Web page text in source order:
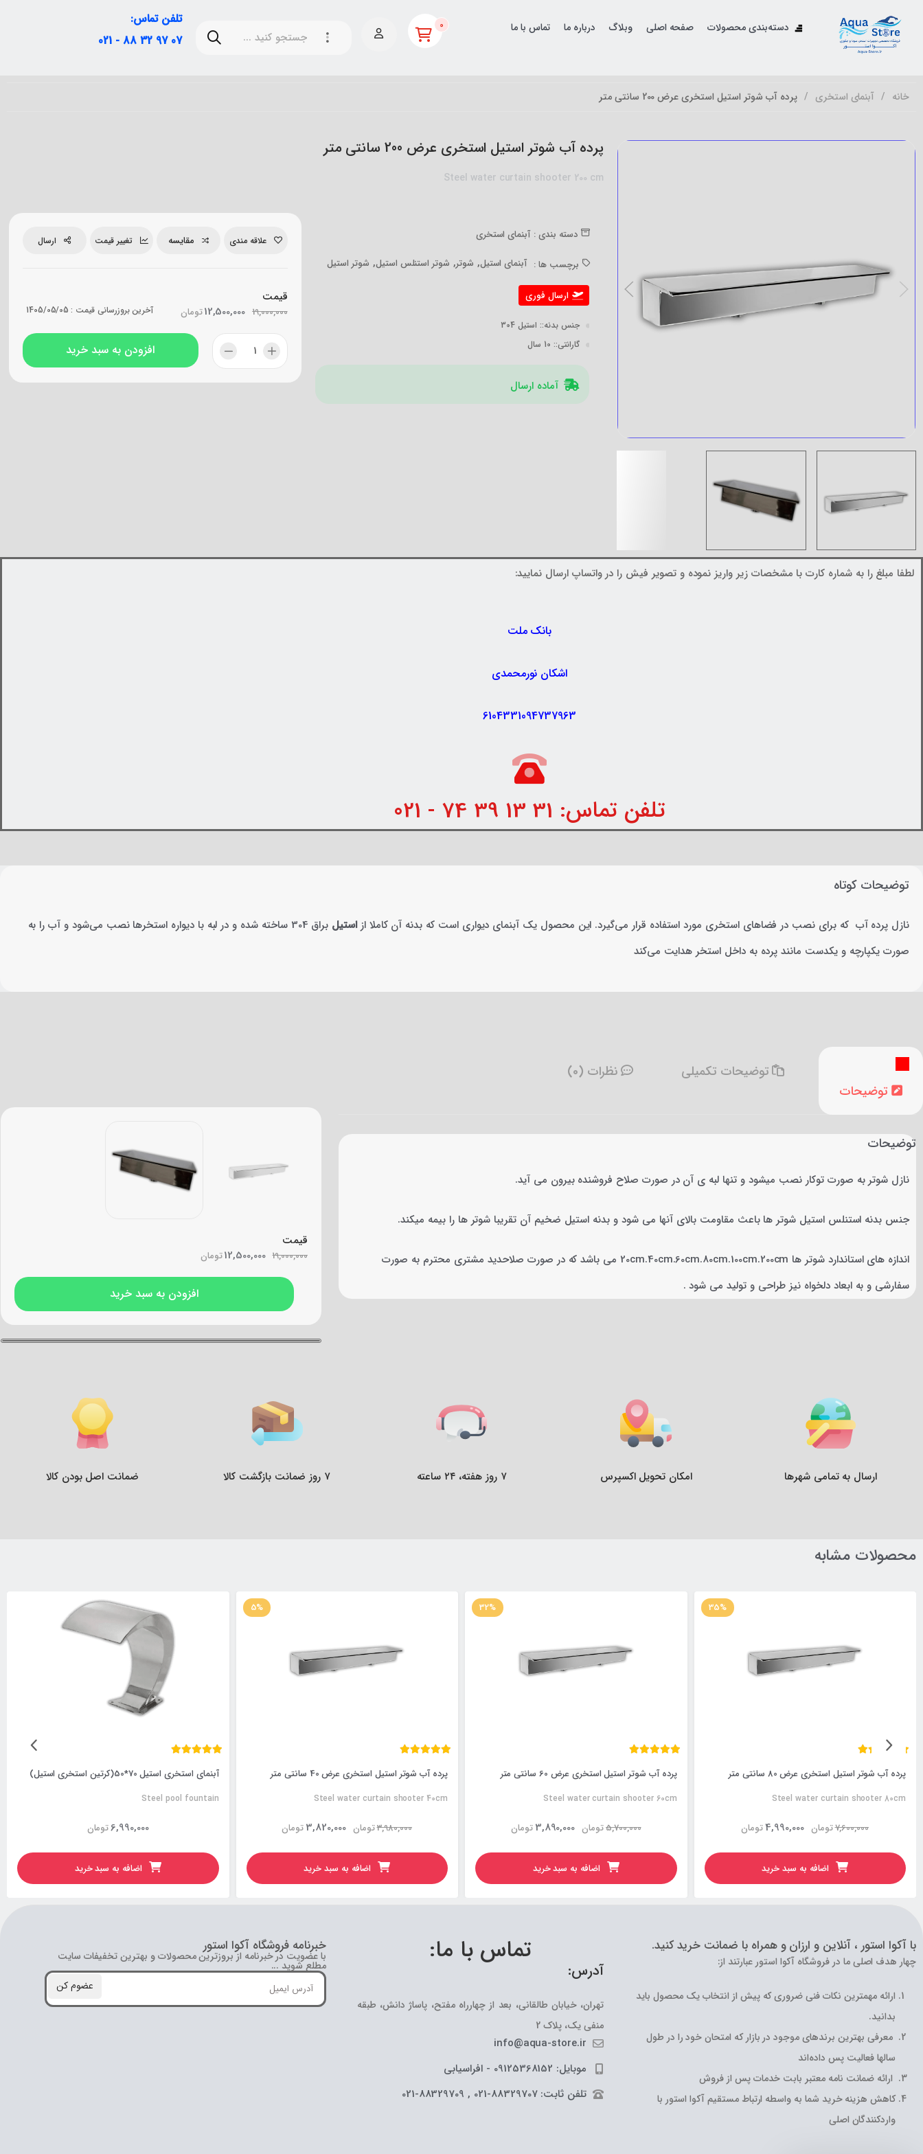
دسته‌بندی محصولات صفحه اصلی وبلاگ درباره ما تماس با ما 0
تلفن تماس:
07 97 32 88 - 021
خانه آبنمای استخری پرده آب شوتر استیل استخری عرض 200 سانتی متر
پرده آب شوتر استیل استخری عرض 200 سانتی متر
Steel water curtain shooter 200 cm
دسته بندی : آبنمای استخری
برچسب ها : آبنمای استیل, شوتر, شوتر استنلس استیل, شوتر استیل
ارسال فوری
جنس بدنه:: استیل 304
گارانتی:: 10 سال
آماده ارسال
علاقه مندی مقایسه تغییر قیمت ارسال
قیمت
19,000,000 تومان12,500,000 آخرین بروزرسانی قیمت : 1405/05/05
افزودن به سبد خرید
لطفا مبلغ را به شماره کارت با مشخصات زیر واریز نموده و تصویر فیش را در واتساپ ارسال نمایید:
بانک ملت
اشکان نورمحمدی
6104331094737963
تلفن تماس: 31 13 39 74 - 021
توضیحات کوتاه
نازل پرده آب که برای نصب در فضاهای استخری مورد استفاده قرار می‌گیرد. این محصول یک آبنمای دیواری است که بدنه آن کاملا ازاستیل
براق 304 ساخته شده و در لبه با دیواره استخرها نصب می‌شود و آب را به
صورت یکپارچه و یکدست مانند پرده به داخل استخر هدایت می‌کند
توضیحات
توضیحات تکمیلی نظرات (0)
توضیحات
نازل شوتر به صورت توکار نصب میشود و تنها لبه ی آن در صورت صلاح فروشنده بیرون می آید.
جنس بدنه استنلس استیل شوتر ها باعث مقاومت بالای آنها می شود و بدنه استیل ضخیم آن تقریبا شوتر ها را بیمه میکند.
اندازه های استاندارد شوتر ها 20cm.40cm.60cm.80cm.100cm.200cm می باشد که در صورت صلاحدید مشتری محترم به صورت
سفارشی و به ابعاد دلخواه نیز طراحی و تولید می شود .
قیمت
19,000,000 تومان12,500,000
افزودن به سبد خرید
ارسال به تمامی شهرها امکان تحویل اکسپرس ۷ روز هفته، ۲۴ ساعته ۷ روز ضمانت بازگشت کالا ضمانت اصل بودن کالا
محصولات مشابه
35%
پرده آب شوتر استیل استخری عرض 80 سانتی متر
Steel water curtain shooter 80cm
تومان7,600,000 تومان4,990,000
اضافه به سبد خرید
32%
پرده آب شوتر استیل استخری عرض 60 سانتی متر
Steel water curtain shooter 60cm
تومان5,700,000 تومان 3,890,000
اضافه به سبد خرید
5%
پرده آب شوتر استیل استخری عرض 40 سانتی متر
Steel water curtain shooter 40cm
تومان3,980,000 تومان3,820,000
اضافه به سبد خرید
آبنمای استخری استیل 70*50(کرتین استخری استیل)
Steel pool fountain
تومان6,990,000
اضافه به سبد خرید
با آکوا استور ، آنلاین و ارزان و همراه با ضمانت خرید کنید.
چهار هدف اصلی ما در فروشگاه آکوا استور عبارتند از:
ارائه مهمترین نکات فنی ضروری که پیش از انتخاب یک محصول باید
بدانید.
معرفی بهترین برندهای موجود در بازار که امتحان خود را در طول
سالها فعالیت پس داده‌اند
ارائه ضمانت نامه معتبر بابت خدمات پس از فروش
کاهش هزینه خرید شما به واسطه ارتباط مستقیم آکوا استور با
واردکنندگان اصلی
تماس با ما:
آدرس:
تهران، خیابان طالقانی، بعد از چهارراه مفتح، پاساژ دانش، طبقه
منفی یک، پلاک 2
info@aqua-store.ir
موبایل: 09125368152 - افراسیابی
تلفن ثابت: 88329707-021 , 88329709-021
خبرنامه فروشگاه آکوا استور
با عضویت در خبرنامه از بروز‌ترین محصولات و بهترین تخفیفات سایت
مطلع شوید ...
عضوم کن